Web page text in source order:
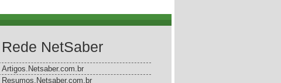
Rede NetSaber
Artigos.Netsaber.com.br
Resumos.Netsaber.com.br